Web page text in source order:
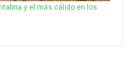
y el más cálido en los